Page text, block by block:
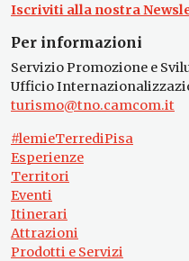
Iscriviti alla nostra
Per informazioni
Servizio Promozione e
Ufficio
turismo@tno.camcom.it
#lemieTerrediPisa
Esperienze
Territori
Eventi
Itinerari
Attrazioni
Prodotti e Servizi